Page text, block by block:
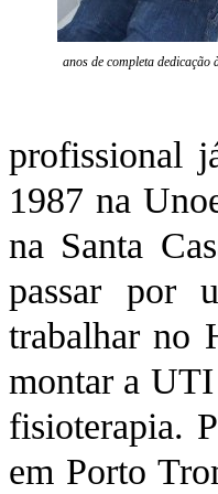
anos de completa
profissional
1987 na
na Santa
passar por
trabalhar no
montar a
fisioterapia.
em Porto